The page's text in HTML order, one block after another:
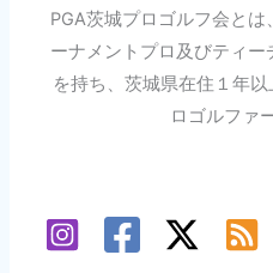
PGA茨城プロゴルフ会と
ーナメントプロ及びティ
を持ち、茨城県在住１年
ロゴルファ